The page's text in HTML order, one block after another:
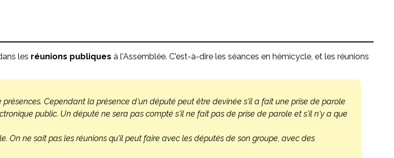
les réunions publiques à l'Assemblée. C'est-à-dire les séances en hémicycle, et les réunions
Cependant la présence d'un député peut être devinée s'il a fait une prise de parole
public. Un député ne sera pas compté s'il ne fait pas de prise de parole et s'il n'y a que
On ne sait pas les réunions qu'il peut faire avec les députés de son groupe, avec des